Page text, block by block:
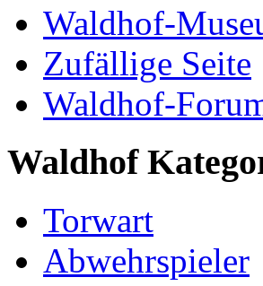
Waldhof-
Zufällige Seite
Waldhof-
Waldhof
Torwart
Abwehrspieler